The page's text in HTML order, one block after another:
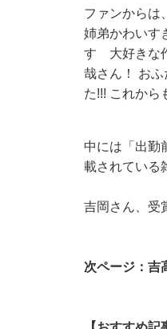
ファンからは
姉弟かわいす
す 大好きな
哉さん！ お
た!!! これから
中には「出勤
載されている
吉岡さん、受
次ページ：吉